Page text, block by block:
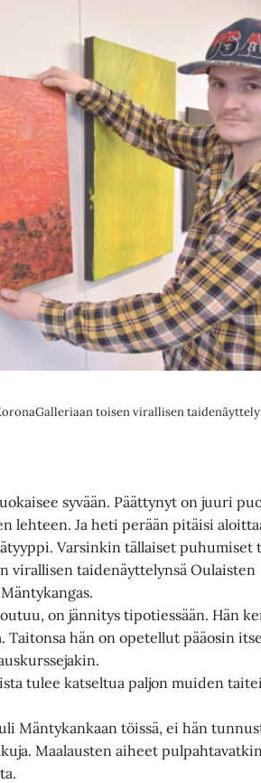
toisen virallisen
syvään. Päättynyt on juuri
lehteen. Ja heti perään pitäisi
Varsinkin tällaiset puhumiset
virallisen taidenäyttelynsä Oulaisten
on jännitys tipotiessään. Hän
Taitonsa hän on opetellut pääosin
tulee katseltua paljon muiden
Mäntykankaan töissä, ei hän
Maalausten aiheet